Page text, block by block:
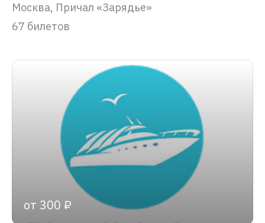
Москва, Причал «Зарядье»
67 билетов
от 300 ₽